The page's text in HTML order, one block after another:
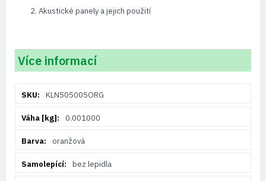
Akustické panely a jejich použití
Více informací
informacíKLN505005ORG
0.001000
oranžová
bez lepidla